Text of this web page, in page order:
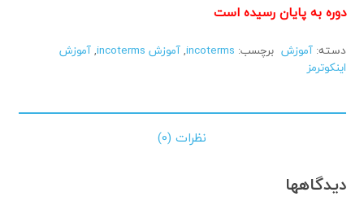
دوره به پایان رسیده است
دسته:آموزش برچسب: incoterms
,آموزش incoterms ,آموزش
اینکوترمز
نظرات (0)
دیدگاهها